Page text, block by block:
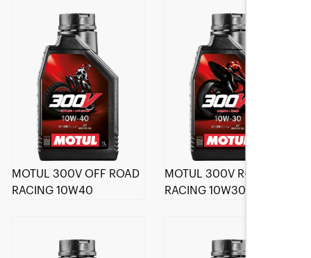
MOTUL 300V OFF ROAD
RACING 10W40
MOTUL 300V ROAD
RACING 10W30